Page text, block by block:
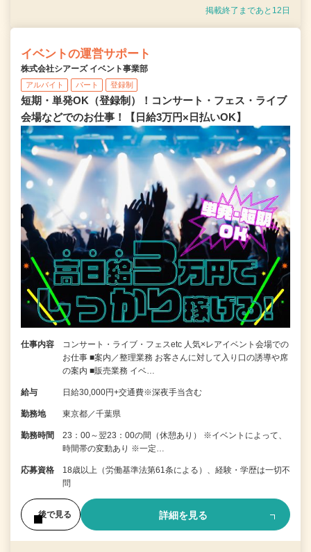
掲載終了まであと12日
イベントの運営サポート
株式会社シアーズ イベント事業部
アルバイト パート 登録制
短期・単発OK（登録制）！コンサート・フェス・ライブ
会場などでのお仕事！【日給3万円×日払いOK】
仕事内容
コンサート・ライブ・フェスetc 人気×レアイベント会場での
お仕事 ■案内／整理業務 お客さんに対して入り口の誘導や席
の案内 ■販売業務 イベ…
給与 日給30,000円+交通費※深夜手当含む
勤務地 東京都／千葉県
勤務時間
23：00～翌23：00の間（休憩あり） ※イベントによって、
時間帯の変動あり ※一定…
応募資格
18歳以上（労働基準法第61条による）、経験・学歴は一切不
問
後で見る 詳細を見る